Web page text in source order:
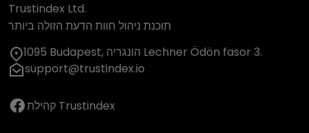
Trustindex Ltd.
תוכנת ניהול חוות הדעת הזולה ביותר
1095 Budapest, הונגריה Lechner Ödön fasor 3.
support@trustindex.io
קהילת Trustindex